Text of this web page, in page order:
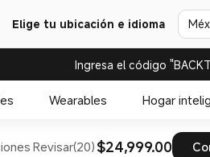
Elige tu ubicación e idioma
Ingresa el código
Wearables Hogar
Revisar(20)$24,999.00